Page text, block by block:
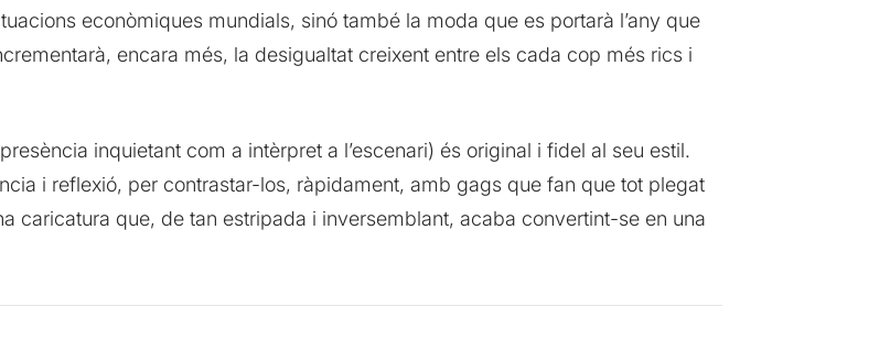
econòmiques mundials, sinó també la moda que es portarà l’any que
encara més, la desigualtat creixent entre els cada cop més rics i
inquietant com a intèrpret a l’escenari) és original i fidel al seu estil.
i reflexió, per contrastar-los, ràpidament, amb gags que fan que tot plegat
caricatura que, de tan estripada i inversemblant, acaba convertint-se en una